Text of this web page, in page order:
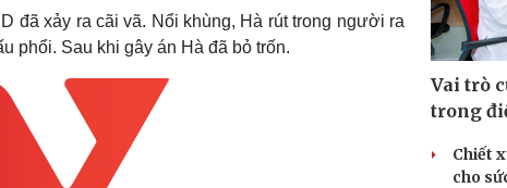
thao
Tư vấn
Doanh nhân
Vì cộng đồng
ảnh
Giải trí
Nghệ sĩ
đã xảy ra cãi vã. Nổi khùng, Hà rút trong người ra
phổi. Sau khi gây án Hà đã bỏ trốn.
Vai trò
trong
Chiết
cho